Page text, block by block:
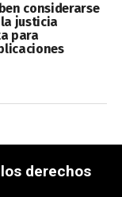
considerarse
justicia
para
derechos